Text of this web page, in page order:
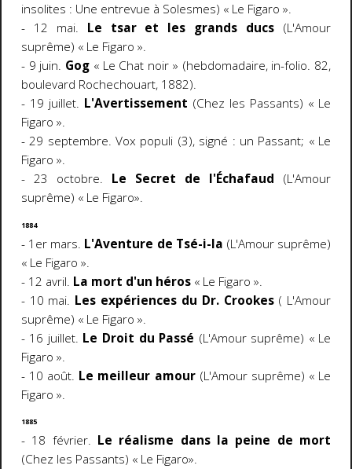
insolites : Une entrevue à Solesmes) « Le Figaro ».
- 12 mai.
Le tsar et les grands ducs (L'Amour
suprême) « Le Figaro ».
- 9 juin. Gog « Le Chat noir » (hebdomadaire, in-folio. 82,
boulevard Rochechouart, 1882).
- 19 juillet. L'Avertissement (Chez les Passants) « Le
Figaro ».
- 29 septembre. Vox populi (3), signé : un Passant; « Le
Figaro ».
- 23 octobre.
Le Secret de l'Échafaud
(L'Amour
suprême) « Le Figaro».
1884
- 1er mars. L'Aventure de Tsé-i-la (L'Amour suprême)
« Le Figaro ».
- 12 avril. La mort d'un héros « Le Figaro ».
- 10 mai. Les expériences du Dr. Crookes ( L'Amour
suprême) « Le Figaro ».
- 16 juillet. Le Droit du Passé (L'Amour suprême) « Le
Figaro ».
- 10 août. Le meilleur amour (L'Amour suprême) « Le
Figaro ».
1885
- 18 février. Le réalisme dans la peine de mort
(Chez les Passants) « Le Figaro».